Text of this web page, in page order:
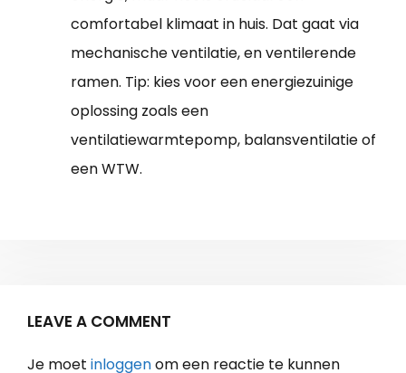
comfortabel klimaat in huis. Dat gaat via
mechanische ventilatie, en ventilerende
ramen. Tip: kies voor een energiezuinige
oplossing zoals een
ventilatiewarmtepomp, balansventilatie of
een WTW.
LEAVE A COMMENT
Je moet inloggenom een reactie te kunnen